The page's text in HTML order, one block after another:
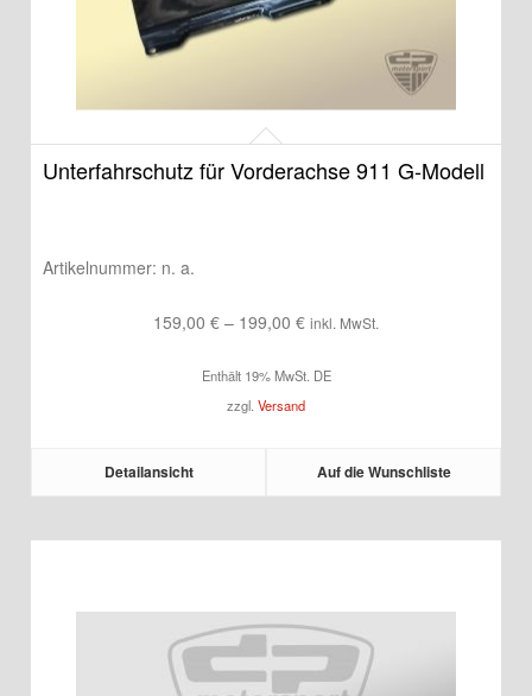
Unterfahrschutz für Vorderachse 911 G-Modell
Artikelnummer: n. a.
159,00 € – 199,00 €Preisspanne:
bis
199,00 €
inkl. MwSt.
Enthält 19% MwSt. DE
zzgl. Versand
Detailansicht Auf die Wunschliste